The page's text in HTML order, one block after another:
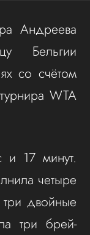
Андреева
Бельгии
со счётом
WTA
и 17 минут.
четыре
двойные
три брей-